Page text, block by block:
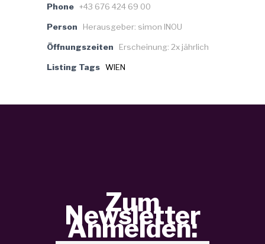
Phone +43 676 424 69 00
Person Herausgeber: simon INOU
Öffnungszeiten Erscheinung: 2x jährlich
Listing Tags WIEN
Zum
Newsletter
Anmelden: